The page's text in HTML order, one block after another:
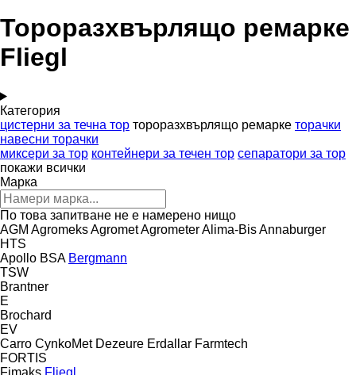
Тороразхвърлящо ремарке
Fliegl
Категория
цистерни за течна тор тороразхвърлящо ремарке торачки
навесни торачки
миксери за тор контейнери за течен тор сепаратори за тор
покажи всички
Марка
По това запитване не е намерено нищо
AGM AgromeksAgrometAgrometerAlima-BisAnnaburger
HTS
Apollo BSA Bergmann
TSW
Brantner
E
Brochard
EV
Carro CynkoMet Dezeure Erdallar Farmtech
FORTIS
Fimaks Fliegl